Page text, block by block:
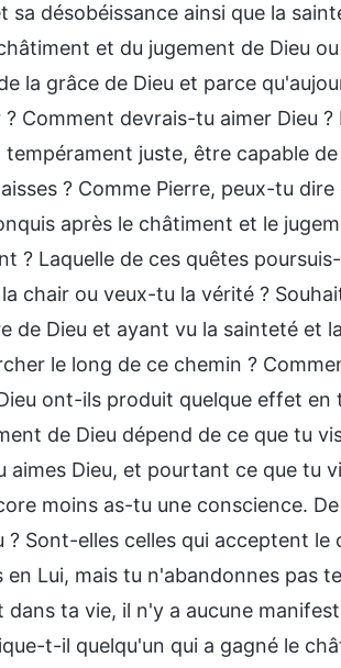
désobéissance ainsi que la
et du jugement de Dieu
la grâce de Dieu et parce
Comment devrais-tu aimer Dieu
juste, être capable
? Comme Pierre, peux-tu
après le châtiment et le
? Laquelle de ces quêtes
chair ou veux-tu la vérité ?
Dieu et ayant vu la sainteté et
le long de ce chemin ?
ont-ils produit quelque effet en
de Dieu dépend de ce que tu
aimes Dieu, et pourtant ce que tu
moins as-tu une conscience.
Sont-elles celles qui acceptent
en Lui, mais tu n'abandonnes pas
ta vie, il n'y a aucune
t-il quelqu'un qui a gagné le